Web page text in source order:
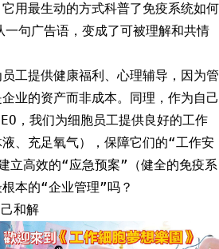
用最生动的方式科普了免疫系统如何
句广告语，变成了可被理解和共情
工提供健康福利、心理辅导，因为管
业的资产而非成本。同理，作为自己
，我们为细胞员工提供良好的工作
、充足氧气），保障它们的“工作安
立高效的“应急预案”（健全的免疫系
本的“企业管理”吗？
和解